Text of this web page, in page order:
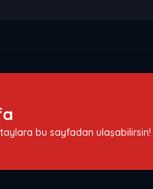
bu sayfadan ulaşabilirsin!